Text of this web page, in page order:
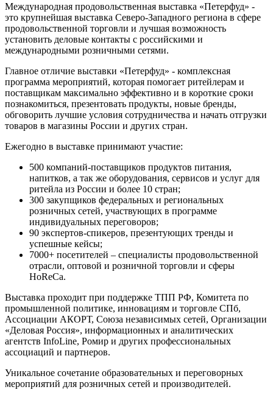
Международная продовольственная выставка «Петерфуд» -
это крупнейшая выставка Северо-Западного региона в сфере
продовольственной торговли и лучшая возможность
установить деловые контакты с российскими и
международными розничными сетями.
Главное отличие выставки «Петерфуд» - комплексная
программа мероприятий, которая помогает ритейлерам и
поставщикам максимально эффективно и в короткие сроки
познакомиться, презентовать продукты, новые бренды,
обговорить лучшие условия сотрудничества и начать отгрузки
товаров в магазины России и других стран.
Ежегодно в выставке принимают участие:
500 компаний-поставщиков продуктов питания,
напитков, а так же оборудования, сервисов и услуг для
ритейла из России и более 10 стран;
300 закупщиков федеральных и региональных
розничных сетей, участвующих в программе
индивидуальных переговоров;
90 экспертов-спикеров, презентующих тренды и
успешные кейсы;
7000+ посетителей – специалисты продовольственной
отрасли, оптовой и розничной торговли и сферы
HoReCa.
Выставка проходит при поддержке ТПП РФ, Комитета по
промышленной политике, инновациям и торговле СПб,
Ассоциации АКОРТ, Союза независимых сетей, Организации
«Деловая Россия», информационных и аналитических
агентств InfoLine, Ромир и других профессиональных
ассоциаций и партнеров.
Уникальное сочетание образовательных и переговорных
мероприятий для розничных сетей и производителей.